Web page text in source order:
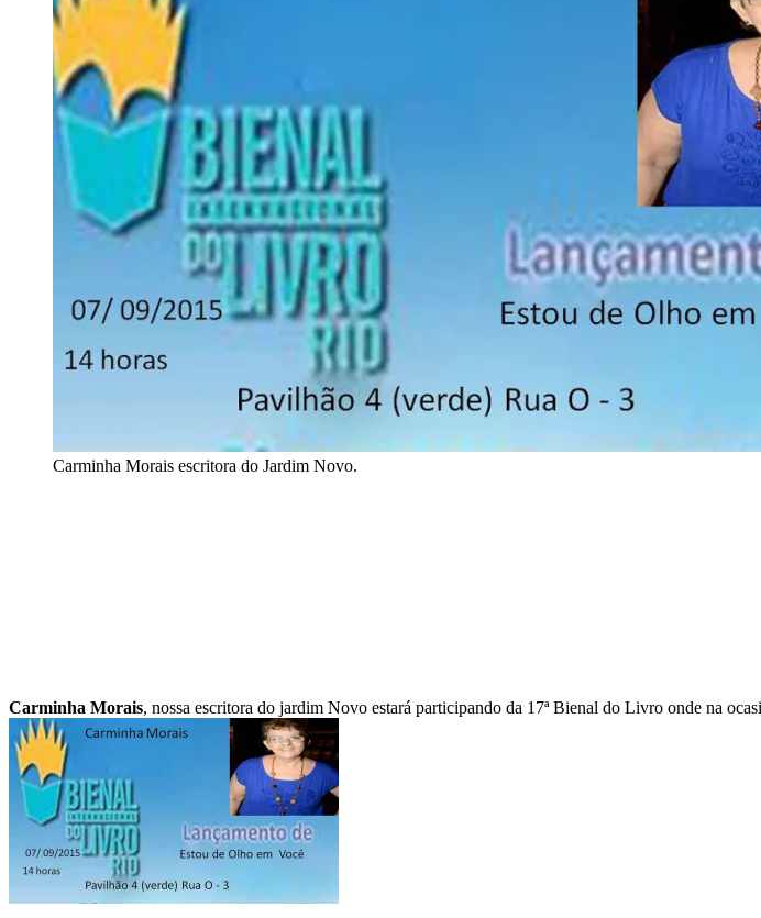
Carminha Morais escritora do Jardim Novo.
Carminha Morais, nossa escritora do jardim Novo estará participando da 17ª Bienal do Livro onde na